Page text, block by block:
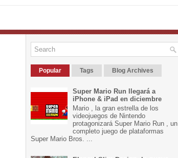
Popular Tags Blog Archives
Super Mario Run llegará a
iPhone & iPad en diciembre
Mario , la gran estrella de los
videojuegos de Nintendo
protagonizará Super Mario Run , un
completo juego de plataformas
Super Mario Bros. ...